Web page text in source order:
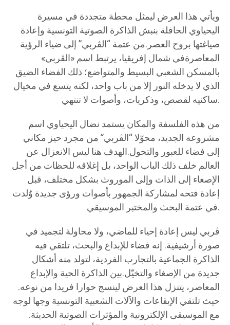
ويأتي هذا العرض ليمثل محطة متجددة في مسيرة
اليحياوي الحافلة بنبش الذاكرة الصوتية التونسية وإعادة
صياغتها بروح العصر.من عتمة “الڤربي” إلى ضياء الرؤية
المعاصرةفي شمال إفريقيا، يرتبط اسم «الڤربي»
بالمسكن الشعبي البسيط والمتواضع؛ ذلك الفضاء الضيق
الذي لا يدخله النور إلا من باب واحد، لكنه يتسع في مخيال
ساكنيه لقصص، وذكريات، وأصوات لا تنتهي.
من هذه الفلسفة والمكان يستمد نضال اليحياوي اسم
مشروعه الجديد، محوّلا “الڤربي” من مجرد حيز مكاني
إلى فضاء للعبور والتحول.الهدف هنا ليس الانعزال عن
العالم خلف ذلك الباب الواحد، بل إغلاقه للحظات من أجل
الإصغاء إلى الذات وإلى الموروث بشكل مختلف، قبل
إعادة فتحه لمشاركة الجمهور بأصوات ورؤى جديدة وُلدت
في عتمة البحث والمختبر الموسيقي.
ڤربي ليس إعادة إحياء للماضي، ولا محاولة لتجميد في
صورة أرشيفية. إنه فضاء للإبداع والبحث، تلتقي فيه
الذاكرة الجماعية بالتجارب الفردية، لتولد منه أشكال
جديدة من الإصغاء والتخيّل.بين الذاكرة الحية والإبداع
المعاصر، يتنزل هذا العرض لينسج حوارا فريدا من نوعه.
حيث تلتقي الإيقاعات والآلات الشعبية التونسية وجها لوجه
مع الموسيقى الإلكترونية والمؤثرات الصوتية الحديثة.